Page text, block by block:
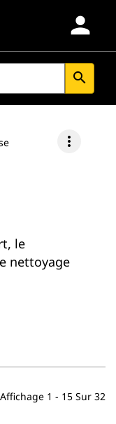
person
search
more_vert
le
nettoyage
Affichage 1 - 15 Sur 32